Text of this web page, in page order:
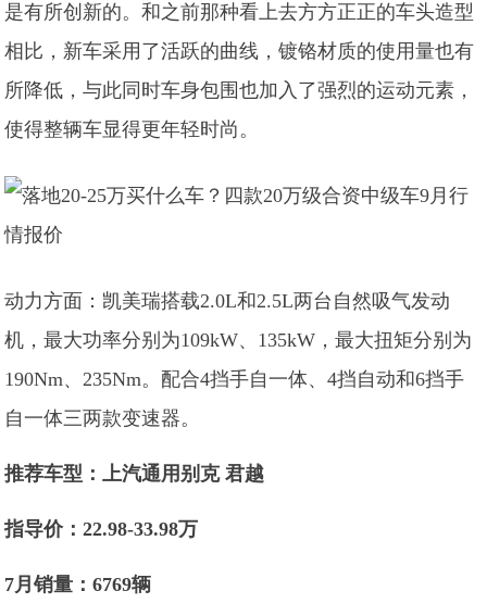
是有所创新的。和之前那种看上去方方正正的车头造型
相比，新车采用了活跃的曲线，镀铬材质的使用量也有
所降低，与此同时车身包围也加入了强烈的运动元素，
使得整辆车显得更年轻时尚。
动力方面：凯美瑞搭载2.0L和2.5L两台自然吸气发动
机，最大功率分别为109kW、135kW，最大扭矩分别为
190Nm、235Nm。配合4挡手自一体、4挡自动和6挡手
自一体三两款变速器。
推荐车型：上汽通用别克 君越
指导价：22.98-33.98万
7月销量：6769辆